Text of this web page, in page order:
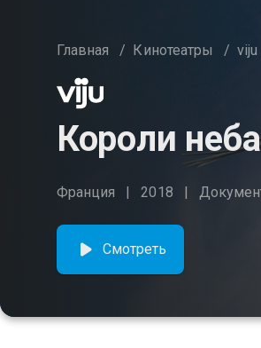
Главная / Кинотеатры / viju
Короли неба
Франция 2018
Смотреть